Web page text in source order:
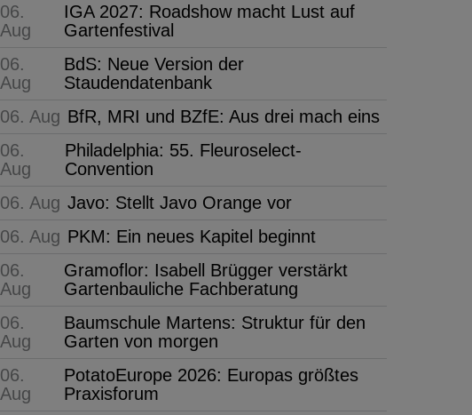
06.
Aug
IGA 2027: Roadshow macht Lust auf
Gartenfestival
06.
Aug
BdS: Neue Version der
Staudendatenbank
06. Aug BfR, MRI und BZfE: Aus drei mach eins
06.
Aug
Philadelphia: 55. Fleuroselect-
Convention
06. Aug Javo: Stellt Javo Orange vor
06. Aug PKM: Ein neues Kapitel beginnt
06.
Aug
Gramoflor: Isabell Brügger verstärkt
Gartenbauliche Fachberatung
06.
Aug
Baumschule Martens: Struktur für den
Garten von morgen
06.
Aug
PotatoEurope 2026: Europas größtes
Praxisforum